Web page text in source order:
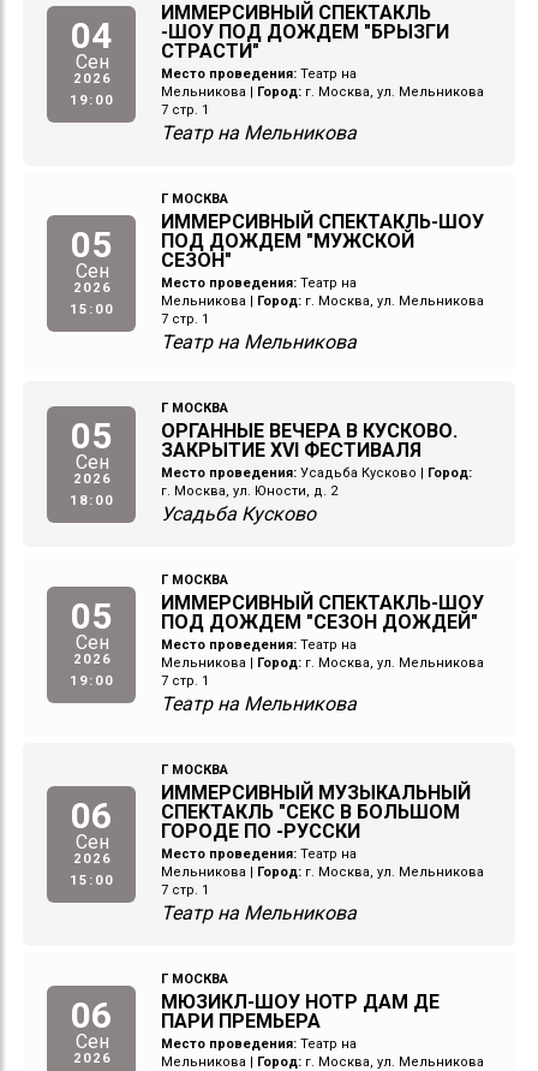
04
Сен
2026
19:00
ИММЕРСИВНЫЙ СПЕКТАКЛЬ
-ШОУ ПОД ДОЖДЕМ "БРЫЗГИ
СТРАСТИ"
Место проведения: Театр на
Мельникова
Город: г. Москва, ул. Мельникова
7 стр. 1
Театр на Мельникова
05
Сен
2026
15:00
Г МОСКВА
ИММЕРСИВНЫЙ СПЕКТАКЛЬ-ШОУ
ПОД ДОЖДЕМ "МУЖСКОЙ
СЕЗОН"
Место проведения: Театр на
Мельникова
Город: г. Москва, ул. Мельникова
7 стр. 1
Театр на Мельникова
05
Сен
2026
18:00
Г МОСКВА
ОРГАННЫЕ ВЕЧЕРА В КУСКОВО.
ЗАКРЫТИЕ XVI ФЕСТИВАЛЯ
Место проведения: Усадьба Кусково
Город:
г. Москва, ул. Юности, д. 2
Усадьба Кусково
05
Сен
2026
19:00
Г МОСКВА
ИММЕРСИВНЫЙ СПЕКТАКЛЬ-ШОУ
ПОД ДОЖДЕМ "СЕЗОН ДОЖДЕЙ"
Место проведения: Театр на
Мельникова
Город: г. Москва, ул. Мельникова
7 стр. 1
Театр на Мельникова
06
Сен
2026
15:00
Г МОСКВА
ИММЕРСИВНЫЙ МУЗЫКАЛЬНЫЙ
СПЕКТАКЛЬ "СЕКС В БОЛЬШОМ
ГОРОДЕ ПО -РУССКИ
Место проведения: Театр на
Мельникова
Город: г. Москва, ул. Мельникова
7 стр. 1
Театр на Мельникова
06
Сен
2026
Г МОСКВА
МЮЗИКЛ-ШОУ НОТР ДАМ ДЕ
ПАРИ ПРЕМЬЕРА
Место проведения: Театр на
Мельникова
Город: г. Москва, ул. Мельникова